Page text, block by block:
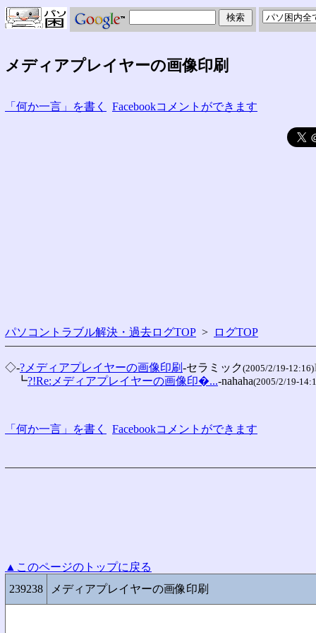
メディアプレイヤーの画像印刷
「何か一言」を書く Facebookコメントができます
パソコントラブル解決・過去ログTOP > ログTOP
◇-?メディアプレイヤーの画像印刷-セラミック(2005/2/19-12:16)
┗?!Re:メディアプレイヤーの画像印�...-nahaha(2005/2/19-
「何か一言」を書く Facebookコメントができます
▲このページのトップに戻る
239238
メディアプレイヤーの画像印刷